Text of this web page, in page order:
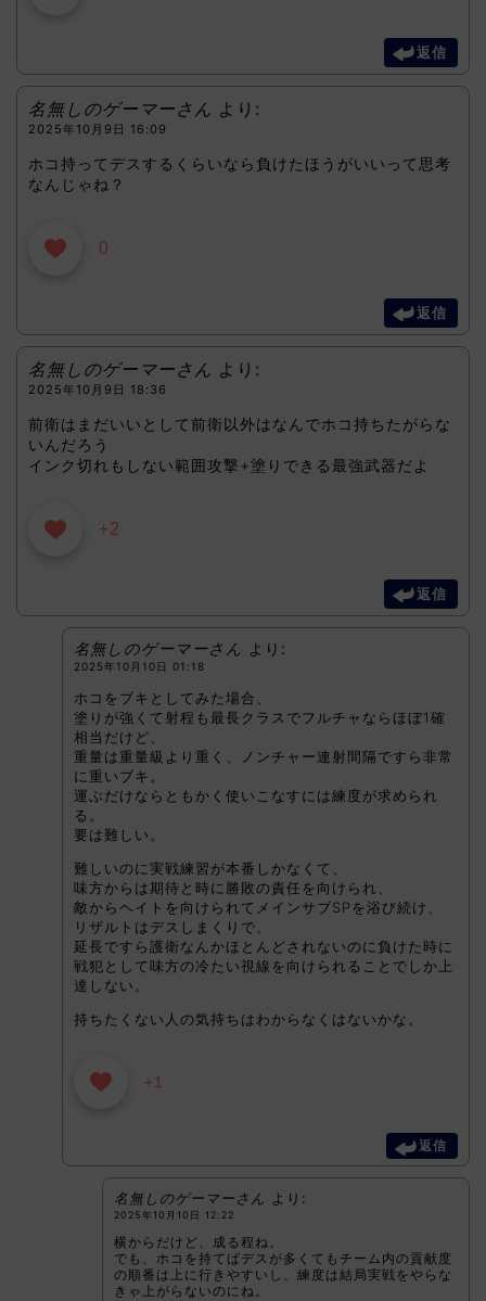
返信
名無しのゲーマーさん より:
2025年10月9日 16:09
ホコ持ってデスするくらいなら負けたほうがいいって思考
なんじゃね？
0
返信
名無しのゲーマーさん より:
2025年10月9日 18:36
前衛はまだいいとして前衛以外はなんでホコ持ちたがらな
いんだろう
インク切れもしない範囲攻撃+塗りできる最強武器だよ
+2
返信
名無しのゲーマーさん より:
2025年10月10日 01:18
ホコをブキとしてみた場合、
塗りが強くて射程も最長クラスでフルチャならほぼ1確
相当だけど、
重量は重量級より重く、ノンチャー連射間隔ですら非常
に重いブキ。
運ぶだけならともかく使いこなすには練度が求められ
る。
要は難しい。
難しいのに実戦練習が本番しかなくて、
味方からは期待と時に勝敗の責任を向けられ、
敵からヘイトを向けられてメインサブSPを浴び続け、
リザルトはデスしまくりで、
延長ですら護衛なんかほとんどされないのに負けた時に
戦犯として味方の冷たい視線を向けられることでしか上
達しない。
持ちたくない人の気持ちはわからなくはないかな。
+1
返信
名無しのゲーマーさん より:
2025年10月10日 12:22
横からだけど、成る程ね。
でも、ホコを持てばデスが多くてもチーム内の貢献度
の順番は上に行きやすいし、練度は結局実戦をやらな
きゃ上がらないのにね。